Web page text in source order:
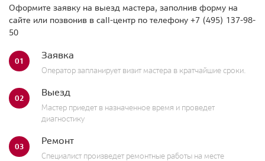
Оформите заявку на выезд мастера, заполнив форму на
сайте или позвонив в call-центр по телефону +7 (495) 137-98-
50
01 Заявка
Оператор запланирует визит мастера в кратчайшие сроки.
02 Выезд
Мастер приедет в назначенное время и проведет
диагностику
03 Ремонт
Специалист произведет ремонтные работы на месте